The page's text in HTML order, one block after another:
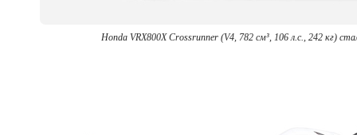
Honda VRX800X Crossrunner (V4, 782 см³, 106 л.с., 242 кг)